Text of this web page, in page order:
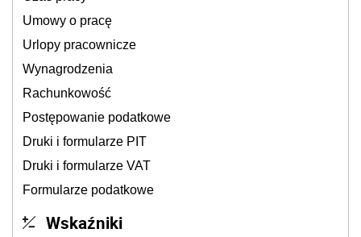
Umowy o pracę
Urlopy pracownicze
Wynagrodzenia
Rachunkowość
Postępowanie podatkowe
Druki i formularze PIT
Druki i formularze VAT
Formularze podatkowe
Wskaźniki